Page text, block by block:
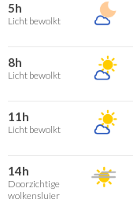
5h
Licht bewolkt
8h
Licht bewolkt
11h
Licht bewolkt
14h
Doorzichtige
wolkensluier